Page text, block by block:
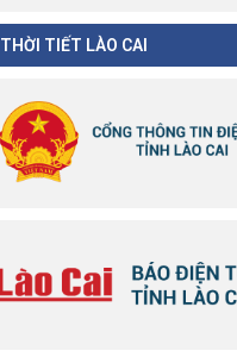
THỜI TIẾT LÀO CAI